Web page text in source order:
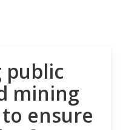
public
mining
ensure